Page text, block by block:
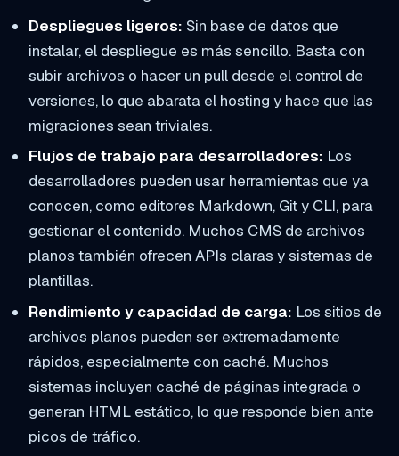
Despliegues ligeros: Sin base de datos que
instalar, el despliegue es más sencillo. Basta con
subir archivos o hacer un pull desde el control de
versiones, lo que abarata el hosting y hace que las
migraciones sean triviales.
Flujos de trabajo para desarrolladores: Los
desarrolladores pueden usar herramientas que ya
conocen, como editores Markdown, Git y CLI, para
gestionar el contenido. Muchos CMS de archivos
planos también ofrecen APIs claras y sistemas de
plantillas.
Rendimiento y capacidad de carga: Los sitios de
archivos planos pueden ser extremadamente
rápidos, especialmente con caché. Muchos
sistemas incluyen caché de páginas integrada o
generan HTML estático, lo que responde bien ante
picos de tráfico.